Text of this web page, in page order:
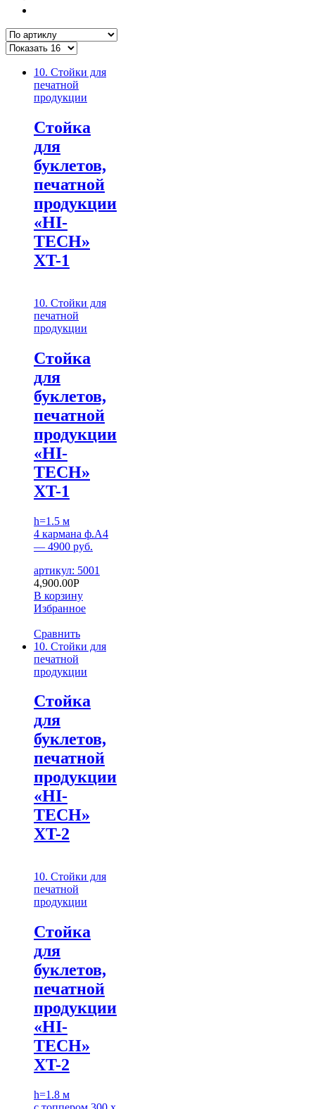
10. Стойки для
печатной
продукции
Стойка
для
буклетов,
печатной
продукции
«HI-
TECH»
XT-1
10. Стойки для
печатной
продукции
Стойка
для
буклетов,
печатной
продукции
«HI-
TECH»
XT-1
h=1.5 м
4 кармана ф.А4
— 4900 руб.
артикул: 5001
4,900.00Р
В корзину
Избранное
Сравнить
10. Стойки для
печатной
продукции
Стойка
для
буклетов,
печатной
продукции
«HI-
TECH»
XT-2
10. Стойки для
печатной
продукции
Стойка
для
буклетов,
печатной
продукции
«HI-
TECH»
XT-2
h=1.8 м